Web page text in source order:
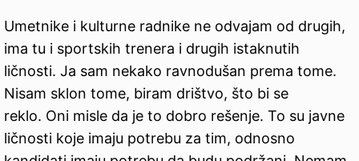
Umetnike i kulturne radnike ne odvajam od drugih,
ima tu i sportskih trenera i drugih istaknutih
ličnosti. Ja sam nekako ravnodušan prema tome.
Nisam sklon tome, biram drištvo, što bi se
reklo. Oni misle da je to dobro rešenje. To su javne
ličnosti koje imaju potrebu za tim, odnosno